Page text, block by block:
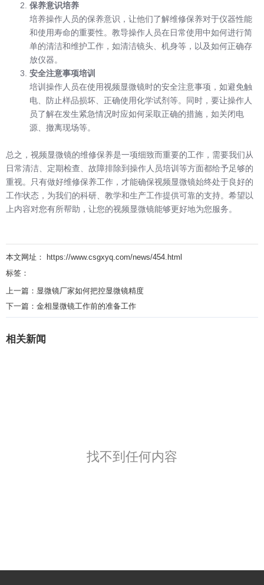
保养意识培养
培养操作人员的保养意识，让他们了解维修保养对于仪器性能
和使用寿命的重要性。教导操作人员在日常使用中如何进行简
单的清洁和维护工作，如清洁镜头、机身等，以及如何正确存
放仪器。
安全注意事项培训
培训操作人员在使用视频显微镜时的安全注意事项，如避免触
电、防止样品损坏、正确使用化学试剂等。同时，要让操作人
员了解在发生紧急情况时应如何采取正确的措施，如关闭电
源、撤离现场等。
总之，视频显微镜的维修保养是一项细致而重要的工作，需要我们从
日常清洁、定期检查、故障排除到操作人员培训等方面都给予足够的
重视。只有做好维修保养工作，才能确保视频显微镜始终处于良好的
工作状态，为我们的科研、教学和生产工作提供可靠的支持。希望以
上内容对您有所帮助，让您的视频显微镜能够更好地为您服务。
本文网址： https://www.csgxyq.com/news/454.html
标签：
上一篇： 显微镜厂家如何把控显微镜精度
下一篇： 金相显微镜工作前的准备工作
相关新闻
找不到任何内容